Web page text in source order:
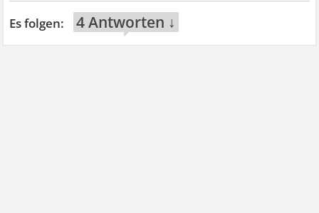
4 Antworten ↓